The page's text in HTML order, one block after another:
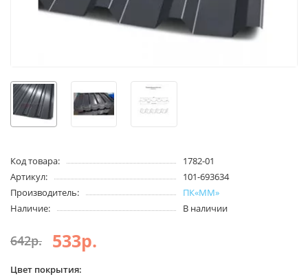
Код товара:
1782-01
Артикул:
101-693634
Производитель:
ПК«ММ»
Наличие:
В наличии
642р. 533р.
Цвет покрытия: